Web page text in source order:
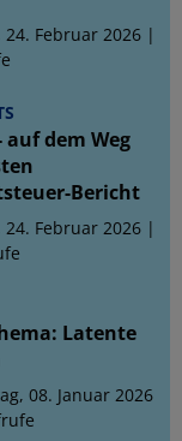
24. Februar 2026 |
auf dem Weg
Bericht
24. Februar 2026 |
Latente
08. Januar 2026